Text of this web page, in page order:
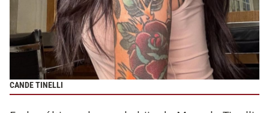
CANDE TINELLI